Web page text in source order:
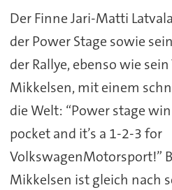
Der Finne Jari-Matti
der Power Stage sowie
der Rallye, ebenso wie
Mikkelsen, mit einem
die Welt: “Power stage
pocket and it’s a 1-2-3 for
VolkswagenMotorsport!”
Mikkelsen ist gleich nach